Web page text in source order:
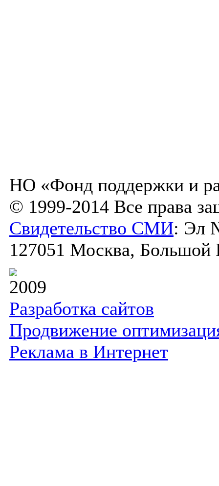
НО «Фонд поддержки и
© 1999-2014 Все права
Свидетельство СМИ: Эл
127051 Москва, Большой
2009
Разработка сайтов
Продвижение
Реклама в Интернет